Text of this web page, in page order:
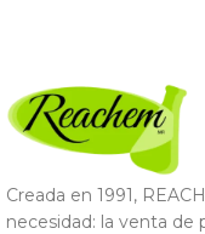
Creada en 1991,
necesidad: la venta